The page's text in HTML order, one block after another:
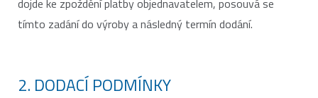
dojde ke zpoždění platby objednavatelem, posouvá se
tímto zadání do výroby a následný termín dodání.
2. DODACÍ PODMÍNKY